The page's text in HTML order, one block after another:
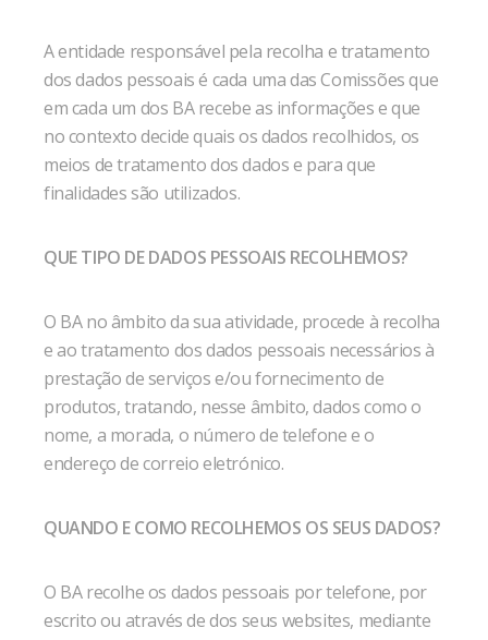
A entidade responsável pela recolha e tratamento
dos dados pessoais é cada uma das Comissões que
em cada um dos BA recebe as informações e que
no contexto decide quais os dados recolhidos, os
meios de tratamento dos dados e para que
finalidades são utilizados.
QUE TIPO DE DADOS PESSOAIS RECOLHEMOS?
O BA no âmbito da sua atividade, procede à recolha
e ao tratamento dos dados pessoais necessários à
prestação de serviços e/ou fornecimento de
produtos, tratando, nesse âmbito, dados como o
nome, a morada, o número de telefone e o
endereço de correio eletrónico.
QUANDO E COMO RECOLHEMOS OS SEUS DADOS?
O BA recolhe os dados pessoais por telefone, por
escrito ou através de dos seus websites, mediante